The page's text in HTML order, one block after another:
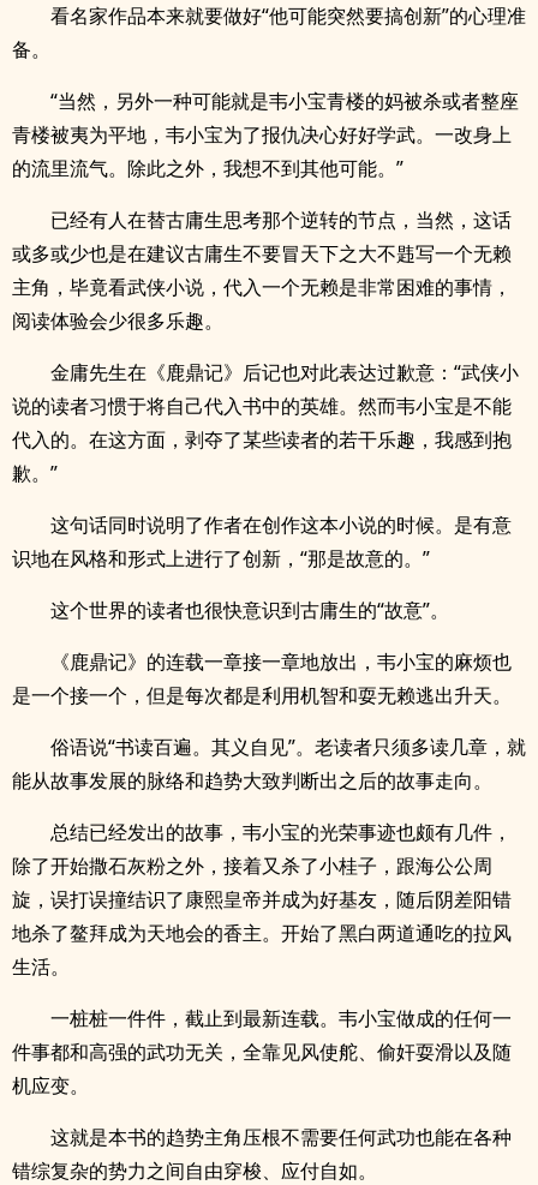
看名家作品本来就要做好“他可能突然要搞创新”的心理准
备。
“当然，另外一种可能就是韦小宝青楼的妈被杀或者整座
青楼被夷为平地，韦小宝为了报仇决心好好学武。一改身上
的流里流气。除此之外，我想不到其他可能。”
已经有人在替古庸生思考那个逆转的节点，当然，这话
或多或少也是在建议古庸生不要冒天下之大不韪写一个无赖
主角，毕竟看武侠小说，代入一个无赖是非常困难的事情，
阅读体验会少很多乐趣。
金庸先生在《鹿鼎记》后记也对此表达过歉意：“武侠小
说的读者习惯于将自己代入书中的英雄。然而韦小宝是不能
代入的。在这方面，剥夺了某些读者的若干乐趣，我感到抱
歉。”
这句话同时说明了作者在创作这本小说的时候。是有意
识地在风格和形式上进行了创新，“那是故意的。”
这个世界的读者也很快意识到古庸生的“故意”。
《鹿鼎记》的连载一章接一章地放出，韦小宝的麻烦也
是一个接一个，但是每次都是利用机智和耍无赖逃出升天。
俗语说“书读百遍。其义自见”。老读者只须多读几章，就
能从故事发展的脉络和趋势大致判断出之后的故事走向。
总结已经发出的故事，韦小宝的光荣事迹也颇有几件，
除了开始撒石灰粉之外，接着又杀了小桂子，跟海公公周
旋，误打误撞结识了康熙皇帝并成为好基友，随后阴差阳错
地杀了鳌拜成为天地会的香主。开始了黑白两道通吃的拉风
生活。
一桩桩一件件，截止到最新连载。韦小宝做成的任何一
件事都和高强的武功无关，全靠见风使舵、偷奸耍滑以及随
机应变。
这就是本书的趋势主角压根不需要任何武功也能在各种
错综复杂的势力之间自由穿梭、应付自如。